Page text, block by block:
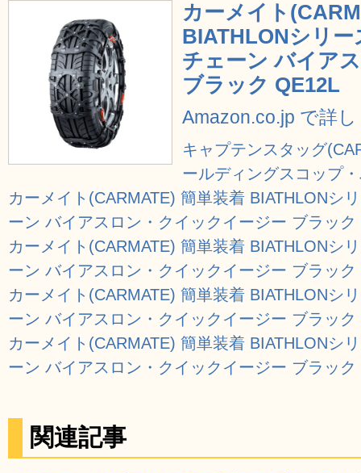
カーメイト
BIATHLONシリ
チェーン バイア
ブラック QE12L
Amazon.co.jp で詳
キャプテンスタッグ
ールディングスコップ
カーメイト(CARMATE) 簡単装着 BIATHLONシ
ーン バイアスロン・クイックイージー ブラック
カーメイト(CARMATE) 簡単装着 BIATHLONシ
ーン バイアスロン・クイックイージー ブラック
カーメイト(CARMATE) 簡単装着 BIATHLONシ
ーン バイアスロン・クイックイージー ブラック
カーメイト(CARMATE) 簡単装着 BIATHLONシ
ーン バイアスロン・クイックイージー ブラック
関連記事